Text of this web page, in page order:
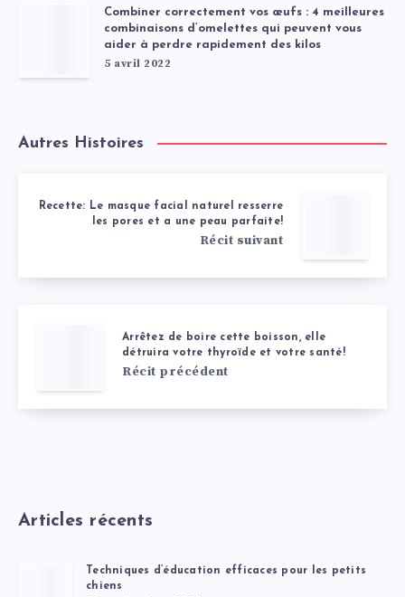
Combiner correctement vos œufs : 4 meilleures
combinaisons d’omelettes qui peuvent vous
aider à perdre rapidement des kilos
5 avril 2022
Autres Histoires
Recette: Le masque facial naturel resserre
les pores et a une peau parfaite!
Récit suivant
Arrêtez de boire cette boisson, elle
détruira votre thyroïde et votre santé!
Récit précédent
Articles récents
Techniques d’éducation efficaces pour les petits
chiens